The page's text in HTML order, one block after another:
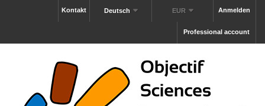
Anmelden
EUR
Deutsch
Kontakt
Professional account